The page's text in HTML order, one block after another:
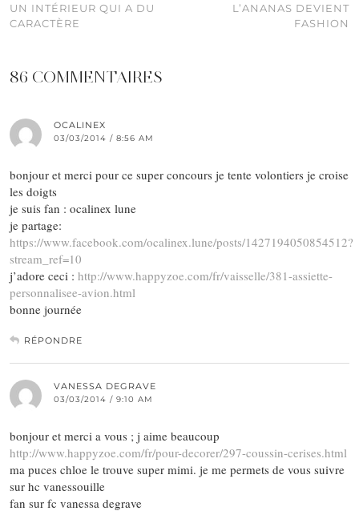
UN INTÉRIEUR QUI A DU
CARACTÈRE
L’ANANAS DEVIENT
FASHION
86 COMMENTAIRES
OCALINEX
03/03/2014 / 8:56 AM
bonjour et merci pour ce super concours je tente volontiers je croise
les doigts
je suis fan : ocalinex lune
je partage:
https://www.facebook.com/ocalinex.lune/posts/1427194050854512?
stream_ref=10
j’adore ceci : http://www.happyzoe.com/fr/vaisselle/381-assiette-
personnalisee-avion.html
bonne journée
RÉPONDRE
VANESSA DEGRAVE
03/03/2014 / 9:10 AM
bonjour et merci a vous ; j aime beaucoup
http://www.happyzoe.com/fr/pour-decorer/297-coussin-cerises.html
ma puces chloe le trouve super mimi. je me permets de vous suivre
sur hc vanessouille
fan sur fc vanessa degrave